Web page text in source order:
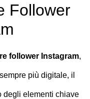
Follower
follower Instagram,
più digitale, il
degli elementi chiave